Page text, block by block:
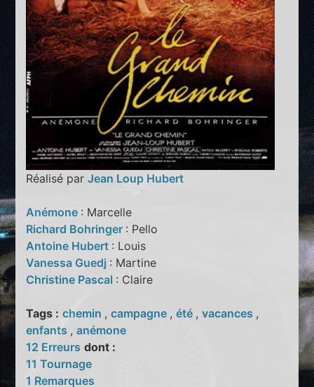
Réalisé parJean Loup Hubert
Anémone : Marcelle
Richard Bohringer : Pello
Antoine Hubert : Louis
Vanessa Guedj : Martine
Christine Pascal : Claire
Tags : chemin ,campagne ,été ,vacances ,
enfants ,anémone
12 Erreurs dont :
11 Tournage
1 Remarques